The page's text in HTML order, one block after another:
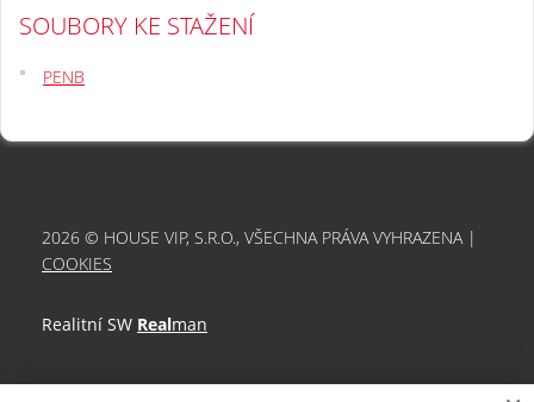
SOUBORY KE STAŽENÍ
PENB
2026 © HOUSE VIP, S.R.O., VŠECHNA PRÁVA VYHRAZENA |
COOKIES
Realitní SW Realman